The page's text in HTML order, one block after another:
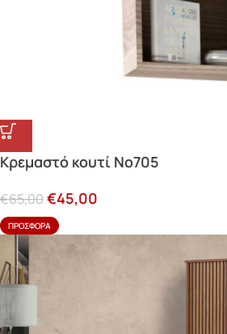
Κρεμαστό κουτί Νο705
€65,00€45,00
ΠΡΟΣΦΟΡΆ